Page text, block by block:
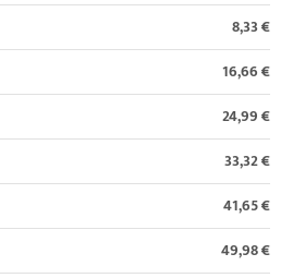
8,33 €
16,66 €
24,99 €
33,32 €
41,65 €
49,98 €